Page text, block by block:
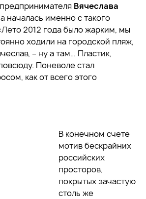
Вячеслава
началась именно с такого
2012 года было жарким, мы
ходили на городской пляж,
– ну а там… Пластик,
Поневоле стал
как от всего этого
В конечном счете
мотив бескрайних
российских
просторов,
покрытых зачастую
столь же